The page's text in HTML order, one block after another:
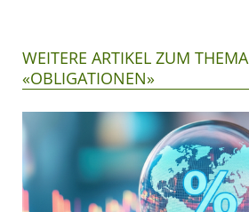
WEITERE ARTIKEL ZUM THEMA
«OBLIGATIONEN»